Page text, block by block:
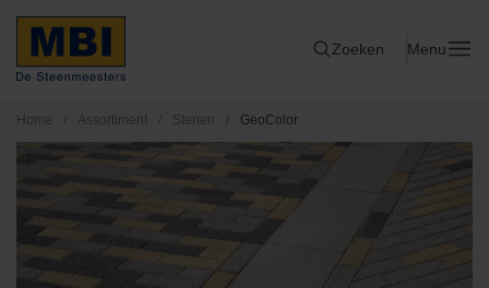
Zoeken Menu
Home / Assortiment / Stenen / GeoColor